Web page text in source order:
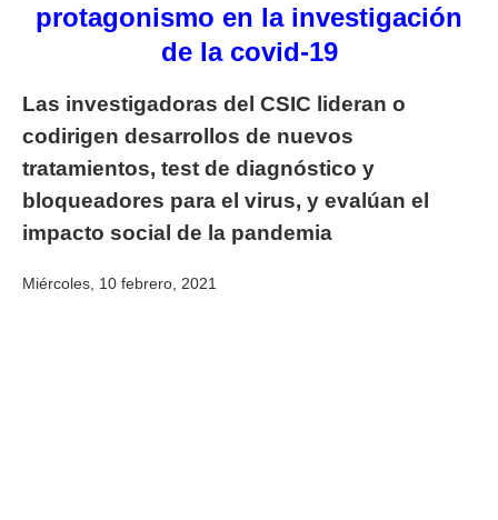
protagonismo en la investigación
de la covid-19
Las investigadoras del CSIC lideran o
codirigen desarrollos de nuevos
tratamientos, test de diagnóstico y
bloqueadores para el virus, y evalúan el
impacto social de la pandemia
Miércoles, 10 febrero, 2021